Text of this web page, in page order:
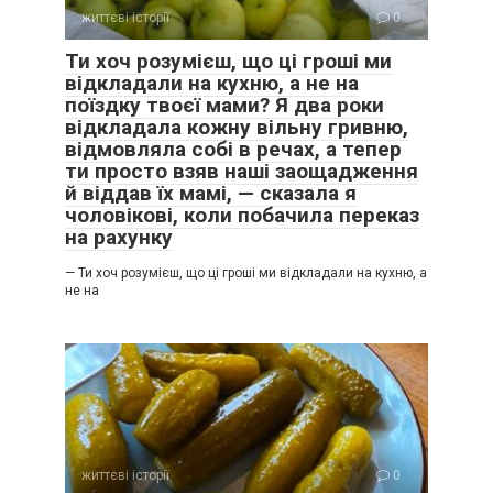
життєві історії 0
Ти хоч розумієш, що ці гроші ми
відкладали на кухню, а не на
поїздку твоєї мами? Я два роки
відкладала кожну вільну гривню,
відмовляла собі в речах, а тепер
ти просто взяв наші заощадження
й віддав їх мамі, — сказала я
чоловікові, коли побачила переказ
на рахунку
— Ти хоч розумієш, що ці гроші ми відкладали на кухню, а
не на
життєві історії 0